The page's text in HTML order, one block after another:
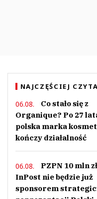
NAJCZĘŚCIEJ
06.08.
Co stało się z
Organique? Po 27
polska marka
kończy działalność
06.08.
PZPN 10 mln
InPost nie będzie już
sponsorem